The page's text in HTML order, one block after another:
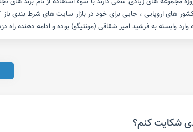
های اروپایی ، جایی برای خود در بازار سایت های شرط بندی
وارد وابسته به فرشید امیر شقاقی (مونتیگو) بوده و ادامه دهنده راه
شکایت کنم؟